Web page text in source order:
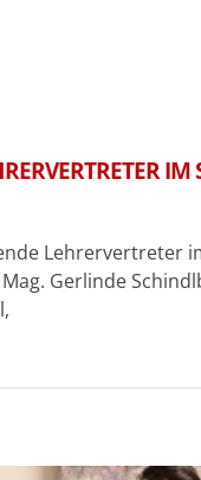
IM
Lehrervertreter
Gerlinde